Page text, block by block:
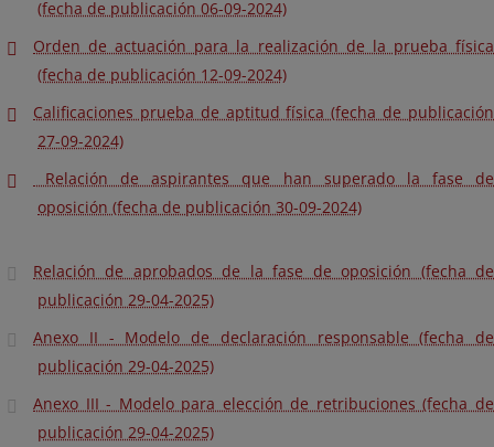
(fecha de publicación 06-09-2024)
Orden de actuación para la realización de la prueba física
(fecha de publicación 12-09-2024)
Calificaciones prueba de aptitud física (fecha de publicación
27-09-2024)
Relación de aspirantes que han superado la fase de
oposición (fecha de publicación 30-09-2024)
Relación de aprobados de la fase de oposición (fecha de
publicación 29-04-2025)
Anexo II - Modelo de declaración responsable (fecha de
publicación 29-04-2025)
Anexo III - Modelo para elección de retribuciones (fecha de
publicación 29-04-2025)